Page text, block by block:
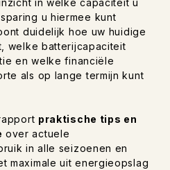
u hiermee kunt
duidelijk hoe uw huidige
welke batterijcapaciteit
en welke financiële
als op lange termijn kunt
praktische tips en
over actuele
in alle seizoenen en
maximale uit energieopslag